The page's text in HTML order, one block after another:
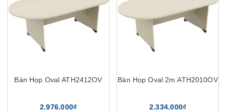
Bàn Họp Oval ATH2412OV
2.976.000₫
Bàn Họp Oval 2m ATH2010OV
2.334.000₫